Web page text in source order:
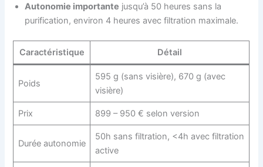
Autonomie importante jusqu’à 50 heures sans la
purification, environ 4 heures avec filtration maximale.
Caractéristique Détail
Poids
595 g (sans visière), 670 g (avec
visière)
Prix 899 – 950 € selon version
Durée autonomie
50h sans filtration, <4h avec filtration
active